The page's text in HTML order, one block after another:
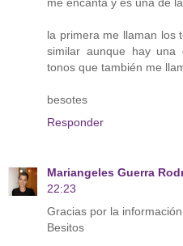
la primera me llaman los
similar aunque hay
tonos que también me
besotes
Responder
Mariangeles Guerra
22:23
Gracias por la
Besitos